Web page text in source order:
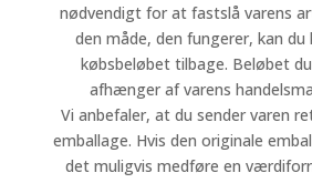
nødvendigt for at fastslå varens
den måde, den fungerer, kan du
købsbeløbet tilbage. Beløbet
afhænger af varens
Vi anbefaler, at du sender varen
emballage. Hvis den originale
det muligvis medføre en